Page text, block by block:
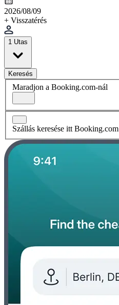
2026/08/09
+ Visszatérés
1 Utas
Keresés
Maradjon a Booking.com-nál
Szállás keresése itt Booking.com